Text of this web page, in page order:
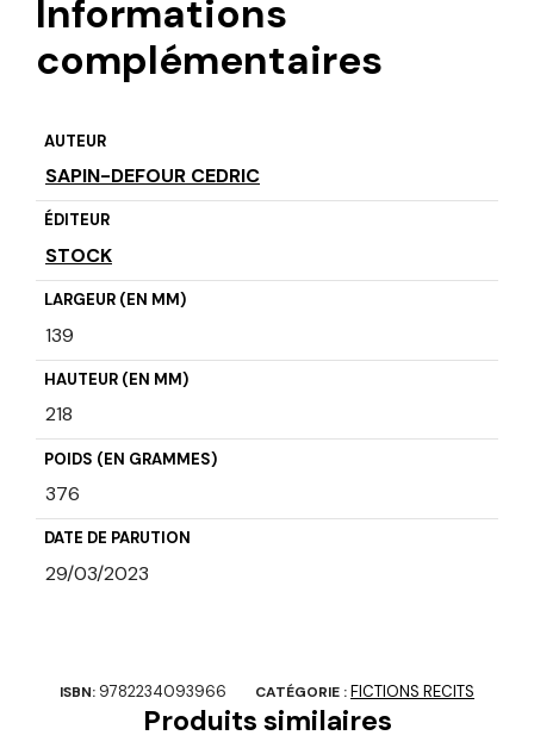
Informations
complémentaires
AUTEUR
SAPIN-DEFOUR CEDRIC
ÉDITEUR
STOCK
LARGEUR (EN MM)
139
HAUTEUR (EN MM)
218
POIDS (EN GRAMMES)
376
DATE DE PARUTION
29/03/2023
ISBN: 9782234093966 CATÉGORIE :FICTIONS RECITS
Produits similaires